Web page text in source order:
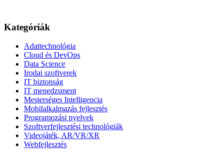
Kategóriák
Adattechnológia
Cloud és DevOps
Data Science
Irodai szoftverek
IT biztonság
IT menedzsment
Mesterséges Intelligencia
Mobilalkalmazás fejlesztés
Programozási nyelvek
Szoftverfejlesztési technológiák
Videojáték, AR/VR/XR
Webfejlesztés